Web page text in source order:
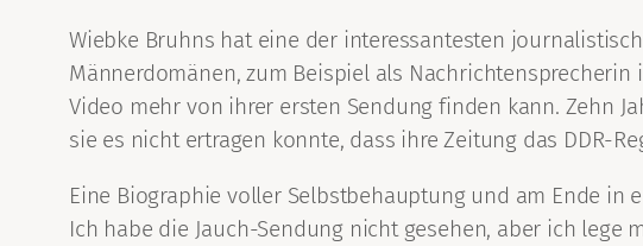
Wiebke Bruhns hat eine der interessantesten
Männerdomänen, zum Beispiel als
Video mehr von ihrer ersten Sendung finden kann. Zehn
sie es nicht ertragen konnte, dass ihre Zeitung das DDR-
Eine Biographie voller Selbstbehauptung und am Ende in
Ich habe die Jauch-Sendung nicht gesehen, aber ich